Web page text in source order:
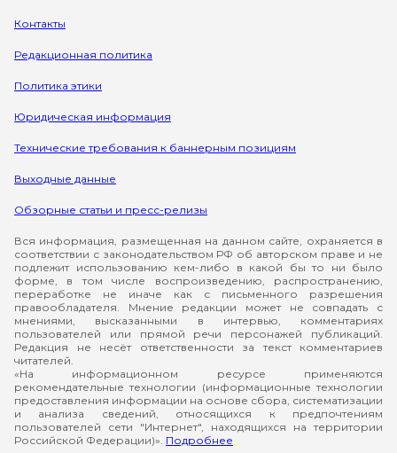
Контакты
Редакционная политика
Политика этики
Юридическая информация
Технические требования к баннерным позициям
Выходные данные
Обзорные статьи и пресс-релизы
Вся информация, размещенная на данном сайте, охраняется в
соответствии с законодательством РФ об авторском праве и не
подлежит использованию кем-либо в какой бы то ни было
форме, в том числе воспроизведению, распространению,
переработке не иначе как с письменного разрешения
правообладателя. Мнение редакции может не совпадать с
мнениями, высказанными в интервью, комментариях
пользователей или прямой речи персонажей публикаций.
Редакция не несёт ответственности за текст комментариев
читателей.
«На информационном ресурсе применяются
рекомендательные технологии (информационные технологии
предоставления информации на основе сбора, систематизации
и анализа сведений, относящихся к предпочтениям
пользователей сети "Интернет", находящихся на территории
Российской Федерации)». Подробнее